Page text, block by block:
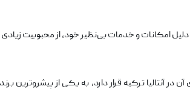
آن در آنتالیا ترکیه قرار دارد، به یکی از